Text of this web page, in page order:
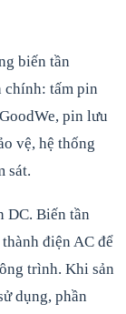
biến tần
chính: tấm pin
pin lưu
vệ, hệ thống
sát.
DC. Biến tần
điện AC để
trình. Khi sản
dụng, phần